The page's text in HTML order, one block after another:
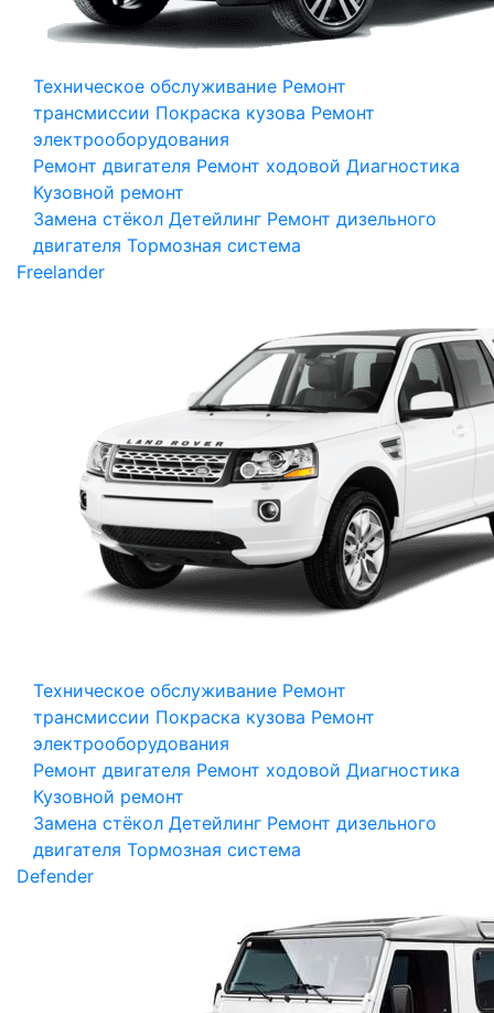
Техническое обслуживание Ремонт
трансмиссии Покраска кузова Ремонт
электрооборудования
Ремонт двигателя Ремонт ходовой Диагностика
Кузовной ремонт
Замена стёкол Детейлинг Ремонт дизельного
двигателя Тормозная система
Freelander
Техническое обслуживание Ремонт
трансмиссии Покраска кузова Ремонт
электрооборудования
Ремонт двигателя Ремонт ходовой Диагностика
Кузовной ремонт
Замена стёкол Детейлинг Ремонт дизельного
двигателя Тормозная система
Defender